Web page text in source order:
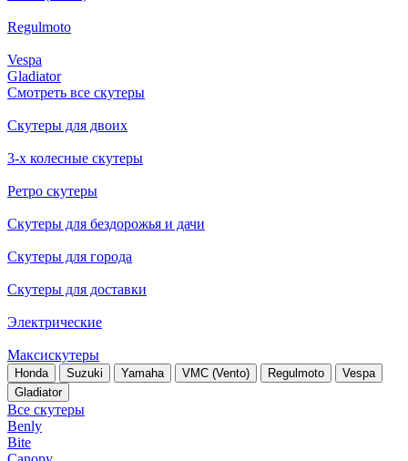
Regulmoto
Vespa
Gladiator
Смотреть все скутеры
Скутеры для двоих
3-х колесные скутеры
Ретро скутеры
Скутеры для бездорожья и дачи
Скутеры для города
Скутеры для доставки
Электрические
Максискутеры
Honda Suzuki Yamaha VMC (Vento) Regulmoto
Vespa
Gladiator
Все скутеры
Benly
Bite